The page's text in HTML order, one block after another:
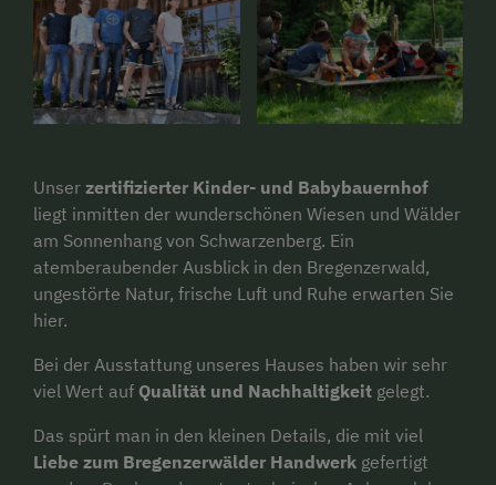
Unser zertifizierter Kinder- und Babybauernhof
liegt inmitten der wunderschönen Wiesen und Wälder
am Sonnenhang von Schwarzenberg. Ein
atemberaubender Ausblick in den Bregenzerwald,
ungestörte Natur, frische Luft und Ruhe erwarten Sie
hier.
Bei der Ausstattung unseres Hauses haben wir sehr
viel Wert auf Qualität und Nachhaltigkeit gelegt.
Das spürt man in den kleinen Details, die mit viel
Liebe zum Bregenzerwälder Handwerk gefertigt